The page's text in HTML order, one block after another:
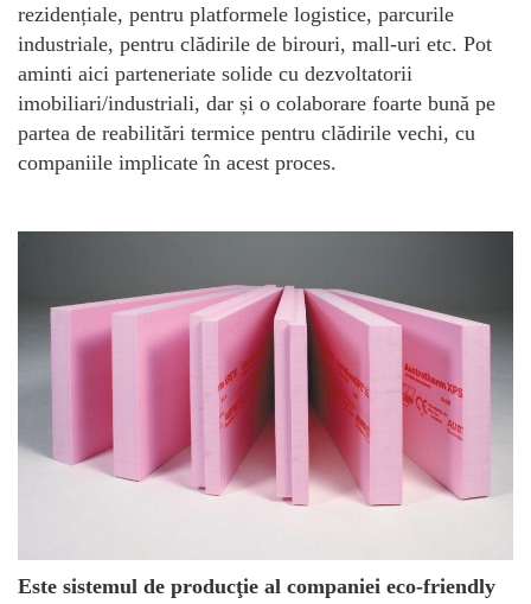
rezidențiale, pentru platformele logistice, parcurile
industriale, pentru clădirile de birouri, mall-uri etc. Pot
aminti aici parteneriate solide cu dezvoltatorii
imobiliari/industriali, dar și o colaborare foarte bună pe
partea de reabilitări termice pentru clădirile vechi, cu
companiile implicate în acest proces.
Este sistemul de producţie al companiei eco-friendly